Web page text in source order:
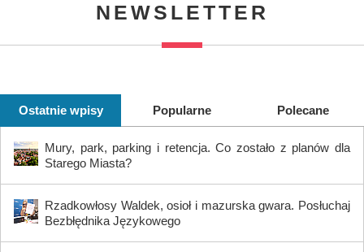
NEWSLETTER
Ostatnie wpisy Popularne Polecane
Mury, park, parking i retencja. Co zostało z planów dla
Starego Miasta?
Rzadkowłosy Waldek, osioł i mazurska gwara. Posłuchaj
Bezbłędnika Językowego